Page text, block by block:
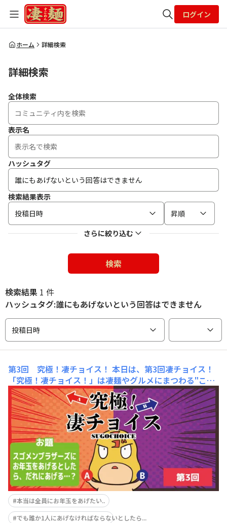
全体検索
ログイン
ホーム 詳細検索
詳細検索
全体検索
表示名
ハッシュタグ
検索結果表示
投稿日時
昇順
さらに絞り込む
検索
検索結果 1 件
ハッシュタグ:誰にもあげないという回答はできません
投稿日時
第3回 究極！凄チョイス！ 本日は、第3回凄チョイス！
「究極！凄チョイス！」は凄麺やグルメにまつわる"こん
なの選べない！"という究極すぎるお題に対して自分だっ
たらどの選択をするのか、みなさんに投票していただく企
画です。今回のお題はこちら！ブラザーズ全員に渡せるの
が1番いいですが、何らかの理由で1人にしか渡せないよ
うです。下記投
本当は全員にお年玉をあげたい..
でも誰か1人にあげなければならないとしたら...